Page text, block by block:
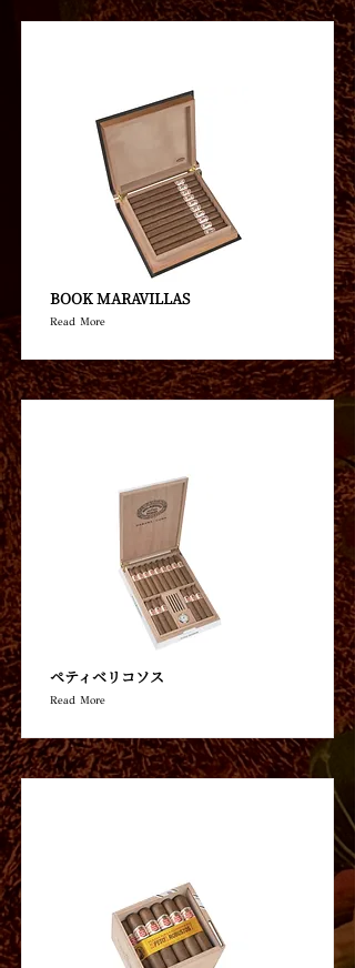
BOOK MARAVILLAS
Read More
ペティベリコソス
Read More